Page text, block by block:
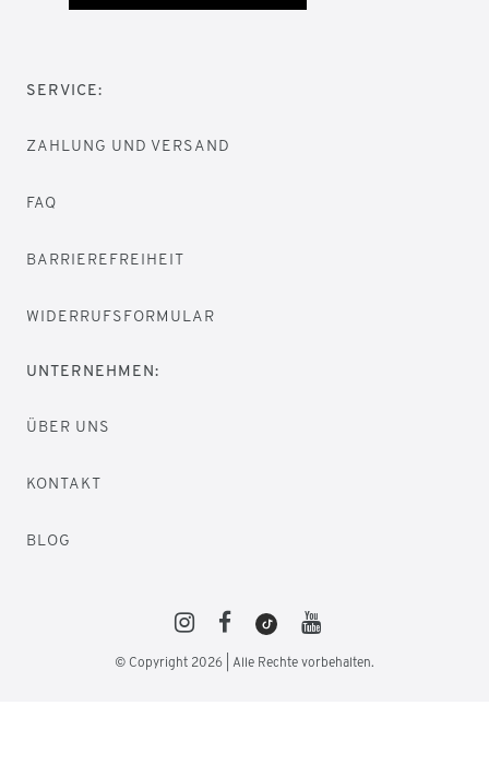
SERVICE:
ZAHLUNG UND VERSAND
FAQ
BARRIEREFREIHEIT
WIDERRUFSFORMULAR
UNTERNEHMEN:
ÜBER UNS
KONTAKT
BLOG
© Copyright 2026 | Alle Rechte vorbehalten.